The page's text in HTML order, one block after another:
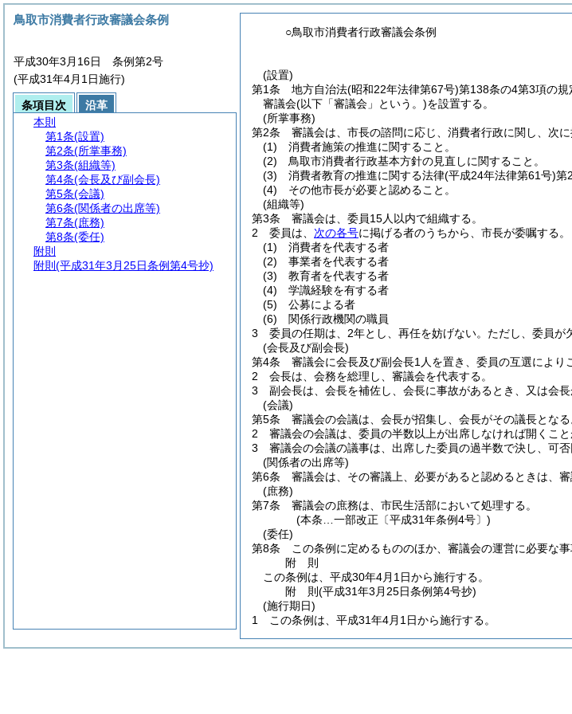
○鳥取市消費者行政審議会条例
(設置)
第1条
地方自治法(昭和22年法律第67号)第138条の4第3項の
審議会(以下「審議会」という。)を設置する。
(所掌事務)
第2条
審議会は、市長の諮問に応じ、消費者行政に関し、次に
(1)
消費者施策の推進に関すること。
(2)
鳥取市消費者行政基本方針の見直しに関すること。
(3)
消費者教育の推進に関する法律(平成24年法律第61号)第
(4)
その他市長が必要と認めること。
(組織等)
第3条
審議会は、委員15人以内で組織する。
2
委員は、 次の各号に掲げる者のうちから、市長が委嘱する。
(1)
消費者を代表する者
(2)
事業者を代表する者
(3)
教育者を代表する者
(4)
学識経験を有する者
(5)
公募による者
(6)
関係行政機関の職員
3
委員の任期は、2年とし、再任を妨げない。 ただし、委員が
(会長及び副会長)
第4条
審議会に会長及び副会長1人を置き、委員の互選により
2
会長は、会務を総理し、審議会を代表する。
3
副会長は、会長を補佐し、会長に事故があるとき、又は会
(会議)
第5条
審議会の会議は、会長が招集し、会長がその議長となる
2
審議会の会議は、委員の半数以上が出席しなければ開くこと
3
審議会の会議の議事は、出席した委員の過半数で決し、可
(関係者の出席等)
第6条
審議会は、その審議上、必要があると認めるときは、
(庶務)
第7条
審議会の庶務は、市民生活部において処理する。
(本条…一部改正〔平成31年条例4号〕)
(委任)
第8条
この条例に定めるもののほか、審議会の運営に必要な事
附 則
この条例は、平成30年4月1日から施行する。
附 則(平成31年3月25日条例第4号抄)
(施行期日)
1
この条例は、平成31年4月1日から施行する。
鳥取市消費者行政審議会条例
平成30年3月16日 条例第2号
(平成31年4月1日施行)
条項目次
沿革
本則
第1条(設置)
第2条(所掌事務)
第3条(組織等)
第4条(会長及び副会長)
第5条(会議)
第6条(関係者の出席等)
第7条(庶務)
第8条(委任)
附則
附則 (平成31年3月25日条例第4号抄)